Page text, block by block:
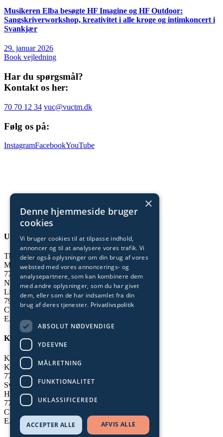
Musikeren Elba besøgte HF Imagine og HF Outdoor:
Sangskriverworkshop, kreativitet i alle kroge og intimkoncert i
Svankjær
29. januar 2026
Book vejledning
Har du spørgsmål?
Kontakt os her:
70 70 12 34 vuc@vuctm.dk
Følg os på:
InstagramFacebookYouTube
Undervisning og administration
Thisted
Munkevej 9
7700 Thisted
Nykøbing
Limfjordsvej 95
7900 Nykøbing Mors
CVR-nummer: 29 55 35 72
EAN-nummer: 5798 000 558 656
Kollegier
Klitmøller
Krovej 15
7700 Thisted
Svankjær
Hedegårdsvej 59
7755 Bedsted Thy
CVR-nummer: 29 55 35 72
EAN-nummer: 5798 000 558 656
×
Denne hjemmeside bruger
cookies
Vi bruger cookies til at tilpasse indhold,
annoncer og til at analysere vores trafik. Vi
deler også oplysninger om din brug af vores
websted med vores annoncerings- og
analysepartnere, som kan kombinere dem
med andre oplysninger, som du har givet
dem, eller som de har indsamlet fra din
brug af deres tjenester. Privatlivspolitik
ABSOLUT NØDVENDIGE
YDEEVNE
MÅLRETNING
FUNKTIONALITET
UKLASSIFICEREDE
ACCEPTER ALLE AFVIS ALLE